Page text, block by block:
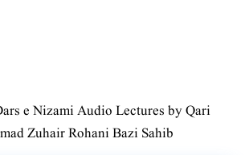
e Nizami Audio Lectures by Qari
Zuhair Rohani Bazi Sahib